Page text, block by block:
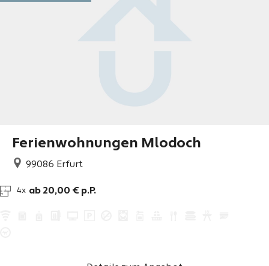
Ferienwohnungen Mlodoch
99086 Erfurt
4x ab 20,00 € p.P.